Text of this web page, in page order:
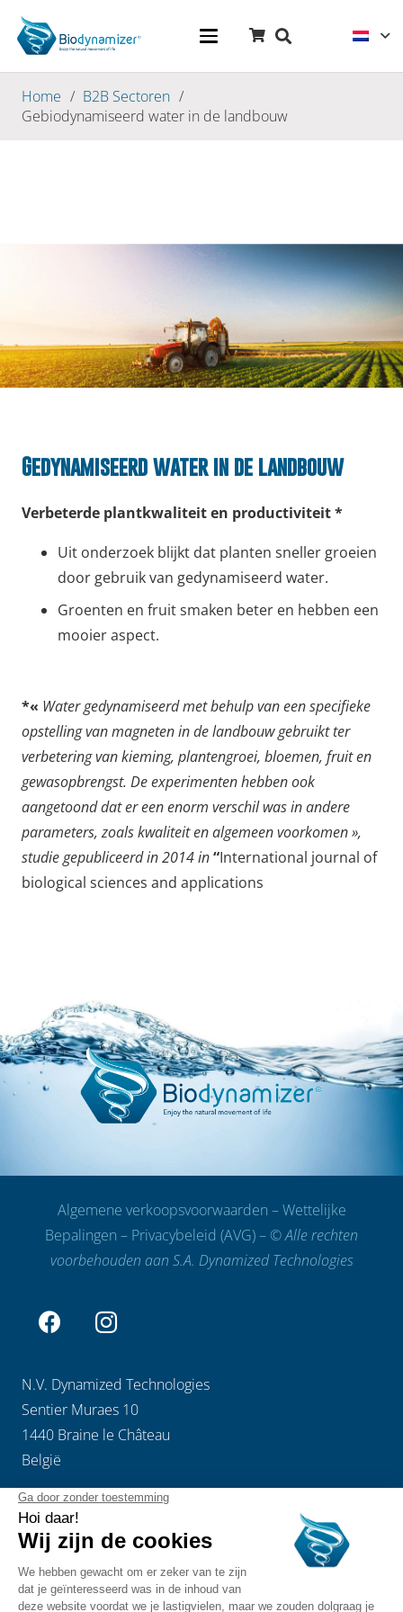
Home / B2B Sectoren /
Gebiodynamiseerd water in de landbouw
Gedynamiseerd water in de landbouw
Verbeterde plantkwaliteit en productiviteit *
Uit onderzoek blijkt dat planten sneller groeien
door gebruik van gedynamiseerd water.
Groenten en fruit smaken beter en hebben een
mooier aspect.
*« Water gedynamiseerd met behulp van een specifieke
opstelling van magneten in de landbouw gebruikt ter
verbetering van kieming, plantengroei, bloemen, fruit en
gewasopbrengst. De experimenten hebben ook
aangetoond dat er een enorm verschil was in andere
parameters, zoals kwaliteit en algemeen voorkomen »,
studie gepubliceerd in 2014 in“International journal of
biological sciences and applications
Algemene verkoopsvoorwaarden –Wettelijke
Bepalingen – Privacybeleid (AVG)– ©Alle rechten
voorbehouden aan S.A. Dynamized Technologies
N.V. Dynamized Technologies
Sentier Muraes 10
1440 Braine le Château
België
Ondernemingsnummer: 0646898542
BTW: BE0646898542
Cookie policy